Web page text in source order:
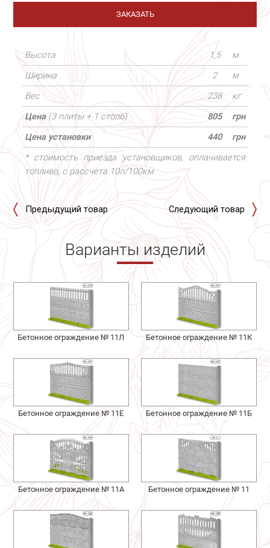
ЗАКАЗАТЬ
Высота 1,5
м
Ширина
2
м
Вес
238
кг
Цена (3 плиты + 1 столб) 805
грн
Цена установки
440
грн
* стоимость приезда установщиков, оплачивается
топливо, с рассчета 10л/100км
Предыдущий товар Следующий товар
Варианты изделий
Бетонное ограждение № 11Л Бетонное ограждение № 11К
Бетонное ограждение № 11Е Бетонное ограждение № 11Б
Бетонное ограждение № 11А Бетонное ограждение № 11